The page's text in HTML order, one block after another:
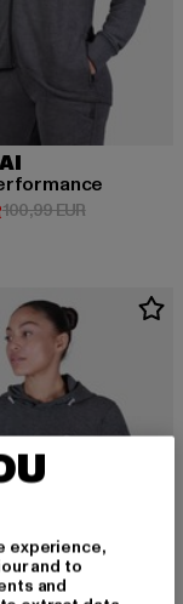
Preis: 58,57 EUR
100,99 EUR
experience,
and to
and